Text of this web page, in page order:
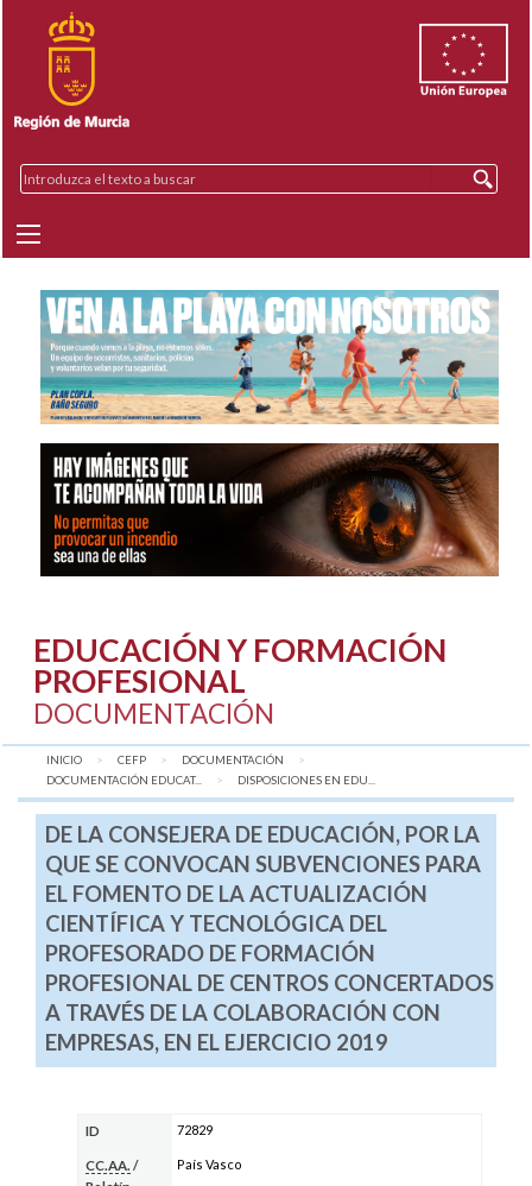
EDUCACIÓN Y FORMACIÓN
PROFESIONAL
DOCUMENTACIÓN
INICIO CEFP
DOCUMENTACIÓN
DOCUMENTACIÓN EDUCAT...
AQUÍ:
DISPOSICIONES EN EDU...
DE LA CONSEJERA DE EDUCACIÓN, POR LA
QUE SE CONVOCAN SUBVENCIONES PARA
EL FOMENTO DE LA ACTUALIZACIÓN
CIENTÍFICA Y TECNOLÓGICA DEL
PROFESORADO DE FORMACIÓN
PROFESIONAL DE CENTROS CONCERTADOS
A TRAVÉS DE LA COLABORACIÓN CON
EMPRESAS, EN EL EJERCICIO 2019
ID 72829
CC.AA. /
País Vasco